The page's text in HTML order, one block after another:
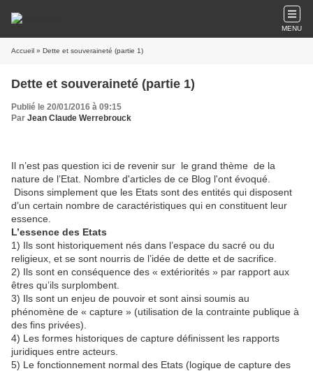
MENU
Accueil » Dette et souveraineté (partie 1)
Dette et souveraineté (partie 1)
Publié le 20/01/2016 à 09:15
Par Jean Claude Werrebrouck
Il n’est pas question ici de revenir sur le grand thème de la
nature de l’Etat. Nombre d'articles de ce Blog l'ont évoqué.
Disons simplement que les Etats sont des entités qui disposent
d’un certain nombre de caractéristiques qui en constituent leur
essence.
L’essence des Etats
1) Ils sont historiquement nés dans l’espace du sacré ou du
religieux, et se sont nourris de l’idée de dette et de sacrifice.
2) Ils sont en conséquence des « extériorités » par rapport aux
êtres qu’ils surplombent.
3) Ils sont un enjeu de pouvoir et sont ainsi soumis au
phénomène de « capture » (utilisation de la contrainte publique à
des fins privées).
4) Les formes historiques de capture définissent les rapports
juridiques entre acteurs.
5) Le fonctionnement normal des Etats (logique de capture des